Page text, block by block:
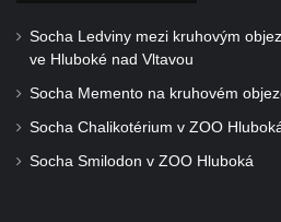
Socha svatého Antonína
Socha Ledviny mezi kruhovým
ve Hluboké nad Vltavou
Socha Memento na kruhovém
Socha Chalikotérium v ZOO
Socha Smilodon v ZOO Hluboká